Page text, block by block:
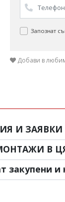
Запознат
Добави в
И ЗАЯВКИ
В
закупени